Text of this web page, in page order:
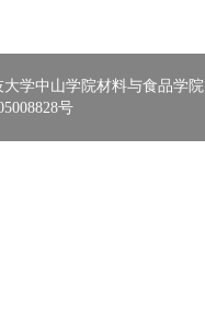
学中山学院材料与食品学
号